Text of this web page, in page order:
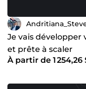
Je vais développer
et prête à scaler
À partir de 1 254,26